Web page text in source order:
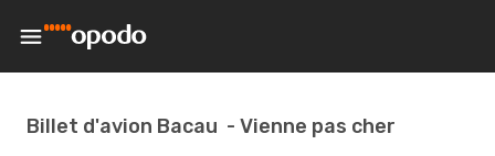
Billet d'avion Bacau - Vienne pas cher